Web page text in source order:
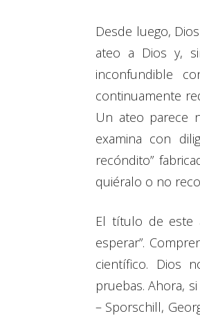
Desde luego,
ateo a Dios y,
inconfundible
continuamente
Un ateo parece
examina con
recóndito”
quiéralo o no
El título de este
esperar”.
científico. Dios
pruebas. Ahora,
– Sporschill,